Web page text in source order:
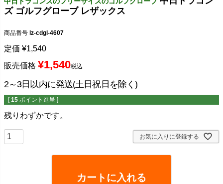
ズ ゴルフグローブ レザックス
商品番号 lz-cdgl-4607
定価 ¥1,540
販売価格 ¥1,540税込
2～3日以内に発送(土日祝日を除く)
[ 15 ポイント進呈 ]
残りわずかです。
お気に入りに登録する
カートに入れる